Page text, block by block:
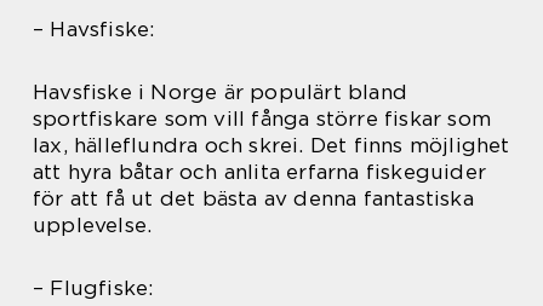
– Havsfiske:
Havsfiske i Norge är populärt bland
sportfiskare som vill fånga större fiskar som
lax, hälleflundra och skrei. Det finns möjlighet
att hyra båtar och anlita erfarna fiskeguider
för att få ut det bästa av denna fantastiska
upplevelse.
– Flugfiske: